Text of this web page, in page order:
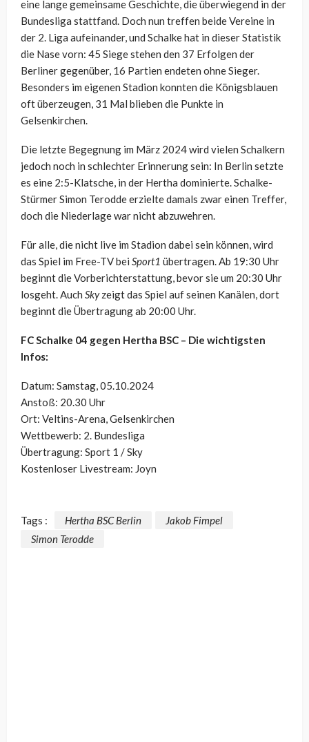
eine lange gemeinsame Geschichte, die überwiegend in der
Bundesliga stattfand. Doch nun treffen beide Vereine in
der 2. Liga aufeinander, und Schalke hat in dieser Statistik
die Nase vorn: 45 Siege stehen den 37 Erfolgen der
Berliner gegenüber, 16 Partien endeten ohne Sieger.
Besonders im eigenen Stadion konnten die Königsblauen
oft überzeugen, 31 Mal blieben die Punkte in
Gelsenkirchen.
Die letzte Begegnung im März 2024 wird vielen Schalkern
jedoch noch in schlechter Erinnerung sein: In Berlin setzte
es eine 2:5-Klatsche, in der Hertha dominierte. Schalke-
Stürmer Simon Terodde erzielte damals zwar einen Treffer,
doch die Niederlage war nicht abzuwehren.
Für alle, die nicht live im Stadion dabei sein können, wird
das Spiel im Free-TV bei Sport1 übertragen. Ab 19:30 Uhr
beginnt die Vorberichterstattung, bevor sie um 20:30 Uhr
losgeht. Auch Skyzeigt das Spiel auf seinen Kanälen, dort
beginnt die Übertragung ab 20:00 Uhr.
FC Schalke 04 gegen Hertha BSC – Die wichtigsten
Infos:
Datum: Samstag, 05.10.2024
Anstoß: 20.30 Uhr
Ort: Veltins-Arena, Gelsenkirchen
Wettbewerb: 2. Bundesliga
Übertragung: Sport 1 / Sky
Kostenloser Livestream: Joyn
Tags : Hertha BSC Berlin
Jakob Fimpel
Simon Terodde